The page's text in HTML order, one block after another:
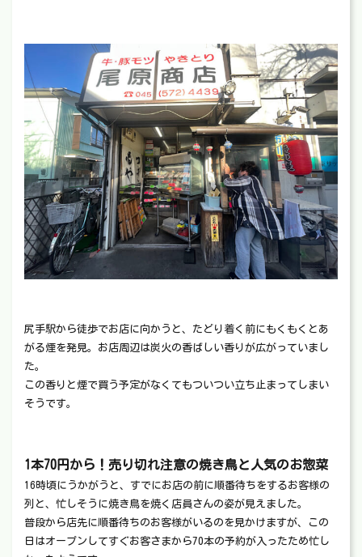
尻手駅から徒歩でお店に向かうと、たどり着く前にもくもくとあ
がる煙を発見。お店周辺は炭火の香ばしい香りが広がっていまし
た。
この香りと煙で買う予定がなくてもついつい立ち止まってしまい
そうです。
1本70円から！売り切れ注意の焼き鳥と人気のお惣菜
16時頃にうかがうと、すでにお店の前に順番待ちをするお客様の
列と、忙しそうに焼き鳥を焼く店員さんの姿が見えました。
普段から店先に順番待ちのお客様がいるのを見かけますが、この
日はオープンしてすぐお客さまから70本の予約が入ったため忙し